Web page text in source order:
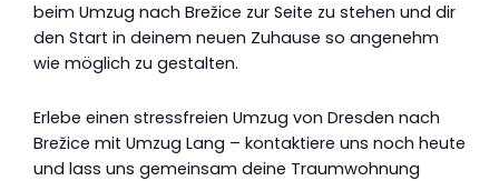
beim Umzug nach Brežice zur Seite zu stehen und dir
den Start in deinem neuen Zuhause so angenehm
wie möglich zu gestalten.
Erlebe einen stressfreien Umzug von Dresden nach
Brežice mit Umzug Lang – kontaktiere uns noch heute
und lass uns gemeinsam deine Traumwohnung